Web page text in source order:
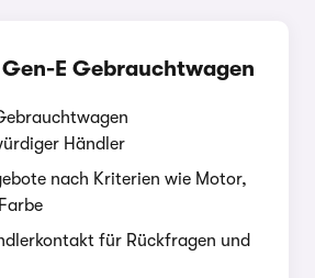
E Gebrauchtwagen
Händler
nach Kriterien wie Motor,
für Rückfragen und